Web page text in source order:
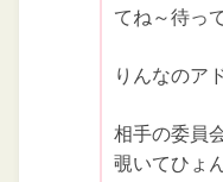
てね～待っ
りんなのア
相手の委員
覗いてひょ